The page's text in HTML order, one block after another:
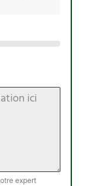
expert